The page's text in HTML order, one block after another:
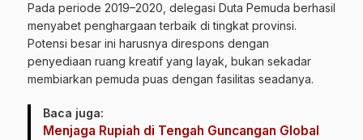
Pada periode 2019–2020, delegasi Duta Pemuda berhasil
menyabet penghargaan terbaik di tingkat provinsi.
Potensi besar ini harusnya direspons dengan
penyediaan ruang kreatif yang layak, bukan sekadar
membiarkan pemuda puas dengan fasilitas seadanya.
Baca juga:
Menjaga Rupiah di Tengah Guncangan Global